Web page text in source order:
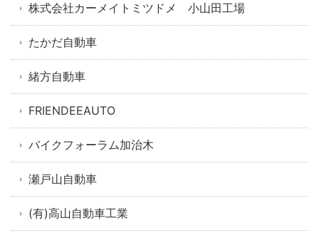
株式会社カーメイトミツドメ 小山田工場
たかだ自動車
緒方自動車
FRIENDEEAUTO
バイクフォーラム加治木
瀬戸山自動車
(有)高山自動車工業